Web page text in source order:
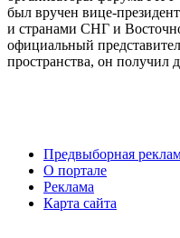
был вручен вице-
и странами СНГ и
официальный
пространства, он
Предвыборная
О портале
Реклама
Карта сайта